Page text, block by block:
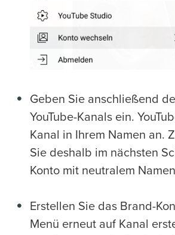
Geben Sie anschließend
YouTube-Kanals ein.
Kanal in Ihrem Namen an.
Sie deshalb im nächsten
Konto mit neutralem
Erstellen Sie das Brand-
Menü erneut auf Kanal